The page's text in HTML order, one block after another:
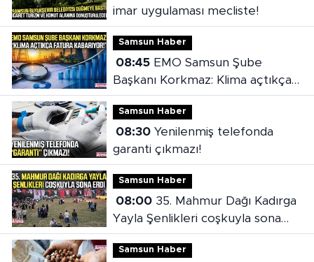
imar uygulaması mecliste!
Samsun Haber
08:45EMO Samsun Şube
Başkanı Korkmaz: Klima açtıkça
fatura kabarıyor!
Samsun Haber
08:30Yenilenmiş telefonda
garanti çıkmazı!
Samsun Haber
08:0035. Mahmur Dağı Kadırga
Yayla Şenlikleri coşkuyla sona
erdi
Samsun Haber